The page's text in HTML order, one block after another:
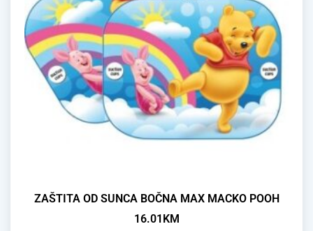
ZAŠTITA OD SUNCA BOČNA MAX MACKO POOH
16.01 KM